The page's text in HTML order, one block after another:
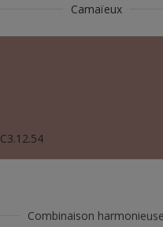
Camaïeux
C3.12.54
Combinaison harmonieuse